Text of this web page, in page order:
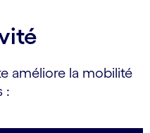
améliore la mobilité
: